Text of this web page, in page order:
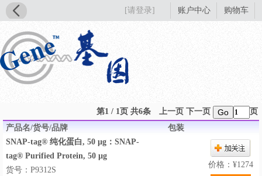
[请登录] 账户中心 购物车
第1 / 1页 共6条 上一页 下一页 Go
页
产品名/货号/品牌
包装
SNAP-tag® 纯化蛋白, 50 µg：SNAP-
tag® Purified Protein, 50 µg
价格： ¥1274
货号：P9312S